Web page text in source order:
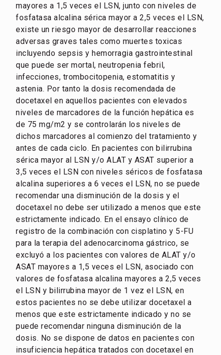
mayores a 1,5 veces el LSN, junto con niveles de
fosfatasa alcalina sérica mayor a 2,5 veces el LSN,
existe un riesgo mayor de desarrollar reacciones
adversas graves tales como muertes toxicas
incluyendo sepsis y hemorragia gastrointestinal
que puede ser mortal, neutropenia febril,
infecciones, trombocitopenia, estomatitis y
astenia. Por tanto la dosis recomendada de
docetaxel en aquellos pacientes con elevados
niveles de marcadores de la función hepática es
de 75 mg/m2 y se controlarán los niveles de
dichos marcadores al comienzo del tratamiento y
antes de cada ciclo. En pacientes con bilirrubina
sérica mayor al LSN y/o ALAT y ASAT superior a
3,5 veces el LSN con niveles séricos de fosfatasa
alcalina superiores a 6 veces el LSN, no se puede
recomendar una disminución de la dosis y el
docetaxel no debe ser utilizado a menos que este
estrictamente indicado. En el ensayo clínico de
registro de la combinación con cisplatino y 5-FU
para la terapia del adenocarcinoma gástrico, se
excluyó a los pacientes con valores de ALAT y/o
ASAT mayores a 1,5 veces el LSN, asociado con
valores de fosfatasa alcalina mayores a 2,5 veces
el LSN y bilirrubina mayor de 1 vez el LSN, en
estos pacientes no se debe utilizar docetaxel a
menos que este estrictamente indicado y no se
puede recomendar ninguna disminución de la
dosis. No se dispone de datos en pacientes con
insuficiencia hepática tratados con docetaxel en